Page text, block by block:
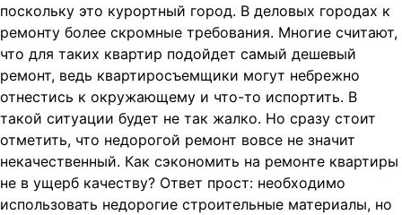
поскольку это курортный город. В деловых городах к
ремонту более скромные требования. Многие считают,
что для таких квартир подойдет самый дешевый
ремонт, ведь квартиросъемщики могут небрежно
отнестись к окружающему и что-то испортить. В
такой ситуации будет не так жалко. Но сразу стоит
отметить, что недорогой ремонт вовсе не значит
некачественный. Как сэкономить на ремонте квартиры
не в ущерб качеству? Ответ прост: необходимо
использовать недорогие строительные материалы, но